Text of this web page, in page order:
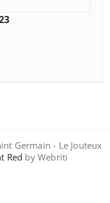
Germain - Le Jouteux
Red by Webriti